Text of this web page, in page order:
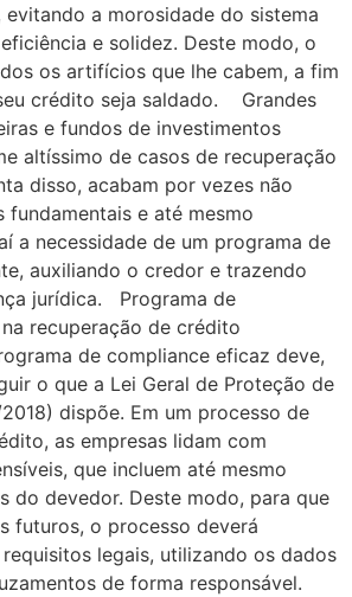
a morosidade do sistema
e solidez. Deste modo, o
os artifícios que lhe cabem, a fim
crédito seja saldado. Grandes
e fundos de investimentos
altíssimo de casos de recuperação
disso, acabam por vezes não
fundamentais e até mesmo
a necessidade de um programa de
auxiliando o credor e trazendo
jurídica. Programa de
recuperação de crédito
de compliance eficaz deve,
o que a Lei Geral de Proteção de
dispõe. Em um processo de
as empresas lidam com
que incluem até mesmo
do devedor. Deste modo, para que
futuros, o processo deverá
legais, utilizando os dados
de forma responsável.